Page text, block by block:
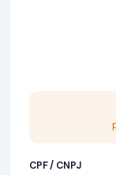
CPF / CNPJ